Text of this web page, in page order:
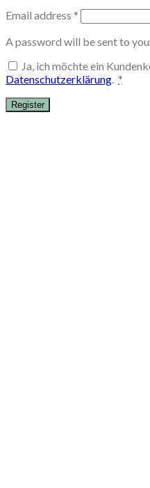
Email address *
A password will be sent to
Ja, ich möchte ein
Datenschutzerklärung *
Register